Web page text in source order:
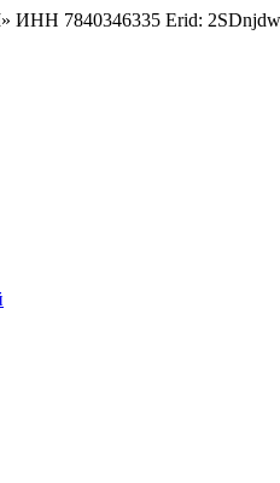
ИНН 7840346335 Erid: